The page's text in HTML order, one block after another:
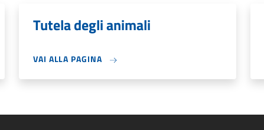
Tutela degli animali
VAI ALLA PAGINA